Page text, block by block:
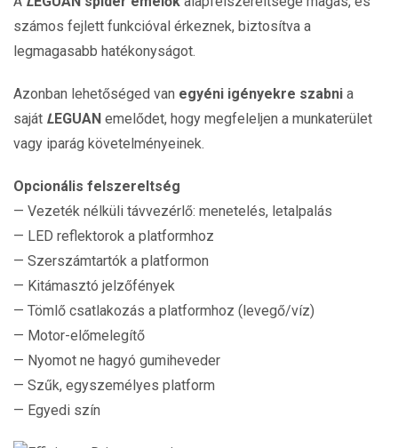
számos fejlett funkcióval érkeznek, biztosítva a
legmagasabb hatékonyságot.
Azonban lehetőséged van egyéni igényekre szabni a
saját LEGUAN emelődet, hogy megfeleljen a munkaterület
vagy iparág követelményeinek.
Opcionális felszereltség
— Vezeték nélküli távvezérlő: menetelés, letalpalás
— LED reflektorok a platformhoz
— Szerszámtartók a platformon
— Kitámasztó jelzőfények
— Tömlő csatlakozás a platformhoz (levegő/víz)
— Motor-előmelegítő
— Nyomot ne hagyó gumiheveder
— Szűk, egyszemélyes platform
— Egyedi szín